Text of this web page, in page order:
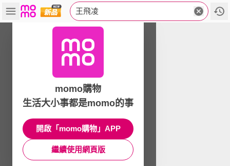
王飛凌
momo購物
生活大小事都是momo的事
開啟「momo購物」APP
繼續使用網頁版